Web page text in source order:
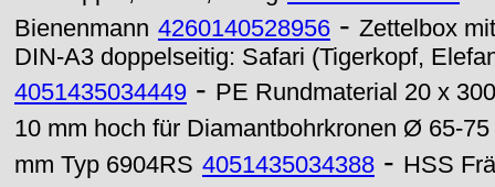
Bienenmann 4260140528956 - Zettelbox
DIN-A3 doppelseitig: Safari (Tigerkopf,
4051435034449 - PE Rundmaterial 20 x
10 mm hoch für Diamantbohrkronen Ø 65-75
mm Typ 6904RS 4051435034388 - HSS